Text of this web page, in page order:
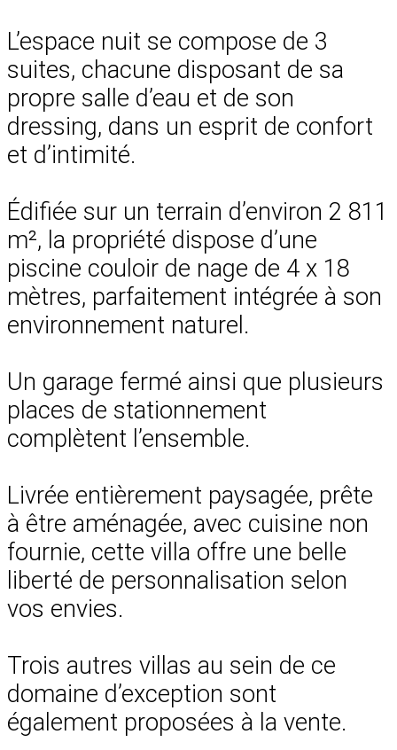
L’espace nuit se compose de 3
suites, chacune disposant de sa
propre salle d’eau et de son
dressing, dans un esprit de confort
et d’intimité.
Édifiée sur un terrain d’environ 2 811
m², la propriété dispose d’une
piscine couloir de nage de 4 x 18
mètres, parfaitement intégrée à son
environnement naturel.
Un garage fermé ainsi que plusieurs
places de stationnement
complètent l’ensemble.
Livrée entièrement paysagée, prête
à être aménagée, avec cuisine non
fournie, cette villa offre une belle
liberté de personnalisation selon
vos envies.
Trois autres villas au sein de ce
domaine d’exception sont
également proposées à la vente.